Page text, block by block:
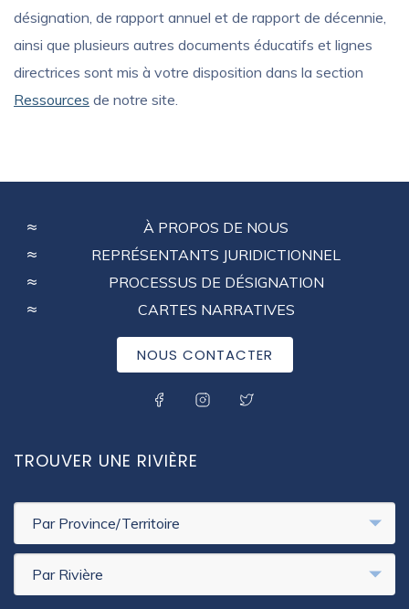
désignation, de rapport annuel et de rapport de décennie,
ainsi que plusieurs autres documents éducatifs et lignes
directrices sont mis à votre disposition dans la section
Ressources de notre site.
FOOTER
MENU
À PROPOS DE NOUS
REPRÉSENTANTS JURIDICTIONNEL
PROCESSUS DE DÉSIGNATION
CARTES NARRATIVES
NOUS CONTACTER
SOCIAL MENU
TROUVER UNE RIVIÈRE
Par Province/Territoire
Par Rivière